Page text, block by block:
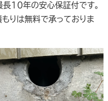
長10年の安心保証付です。
りは無料で承っておりま